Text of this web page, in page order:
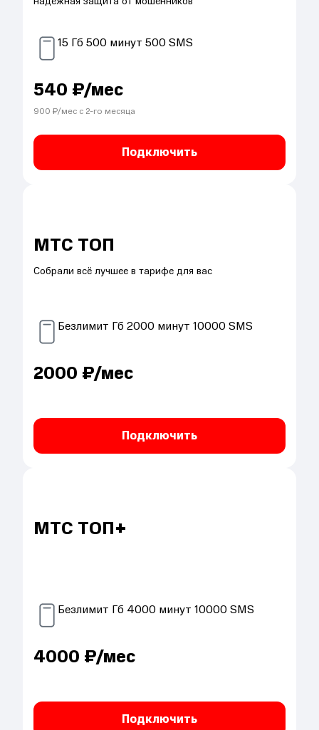
15 Гб 500 минут 500SMS
540 ₽/мес
900 ₽/мес с 2-го месяца
Подключить
МТС ТОП
Собрали всё лучшее в тарифе для вас
Безлимит Гб 2000 минут 10000SMS
2000 ₽/мес
Подключить
МТС ТОП+
Безлимит Гб 4000 минут 10000SMS
4000 ₽/мес
Подключить